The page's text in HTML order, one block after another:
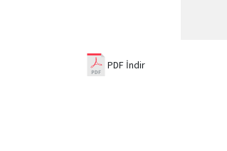
PDF İndir